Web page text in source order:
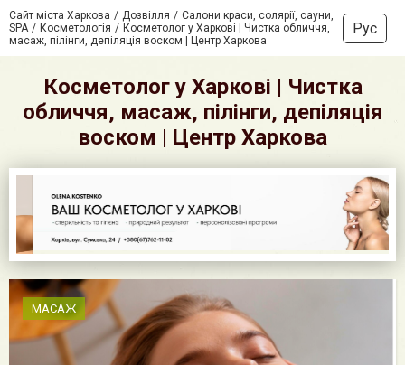
Сайт міста Харкова Дозвілля
Салони краси, солярії, сауни,
SPA
Косметологія
Косметолог у Харкові | Чистка обличчя,
масаж, пілінги, депіляція воском | Центр Харкова
Рус
Косметолог у Харкові | Чистка
обличчя, масаж, пілінги, депіляція
воском | Центр Харкова
МАСАЖ